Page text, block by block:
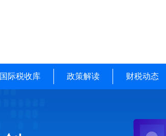
国际税收库 政策解读 财税动态